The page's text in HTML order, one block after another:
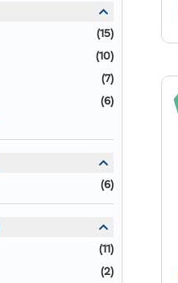
(15)
(10)
(7)
(6)
(6)
(11)
(2)